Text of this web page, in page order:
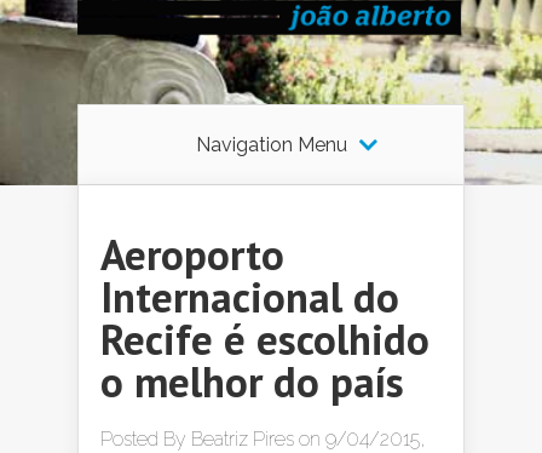
Navigation Menu
Aeroporto
Internacional do
Recife é escolhido
o melhor do país
Posted By Beatriz Pires on 9/04/2015,